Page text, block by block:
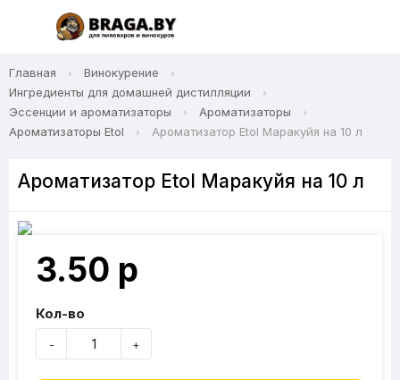
Главная
Винокурение
Ингредиенты для домашней дистилляции
Эссенции и ароматизаторы
Ароматизаторы
Ароматизаторы Etol
Ароматизатор Etol Маракуйя на 10 л
Ароматизатор Etol Маракуйя на 10 л
3.50 р
Кол-во
- +